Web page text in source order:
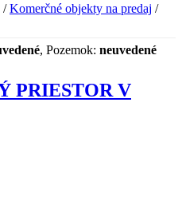
/Komerčné objekty na predaj /
, Pozemok: neuvedené
PRIESTOR V